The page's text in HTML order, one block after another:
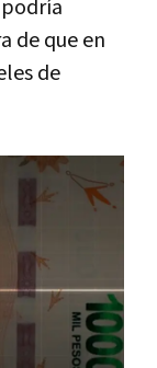
de que en
de